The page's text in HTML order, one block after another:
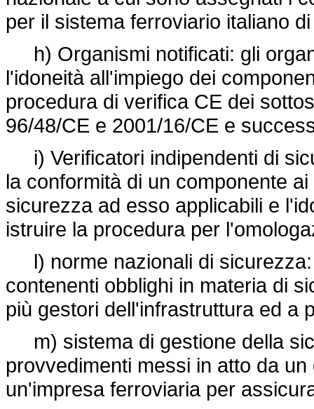
per il sistema ferroviario italiano
h) Organismi notificati: gli
l'idoneità all'impiego dei
procedura di verifica CE dei
96/48/CE e 2001/16/CE e
i) Verificatori indipendenti di
la conformità di un componente
sicurezza ad esso applicabili e
istruire la procedura per
l) norme nazionali di sicurezza:
contenenti obblighi in materia di
più gestori dell'infrastruttura ed a
m) sistema di gestione della
provvedimenti messi in atto da
un'impresa ferroviaria per